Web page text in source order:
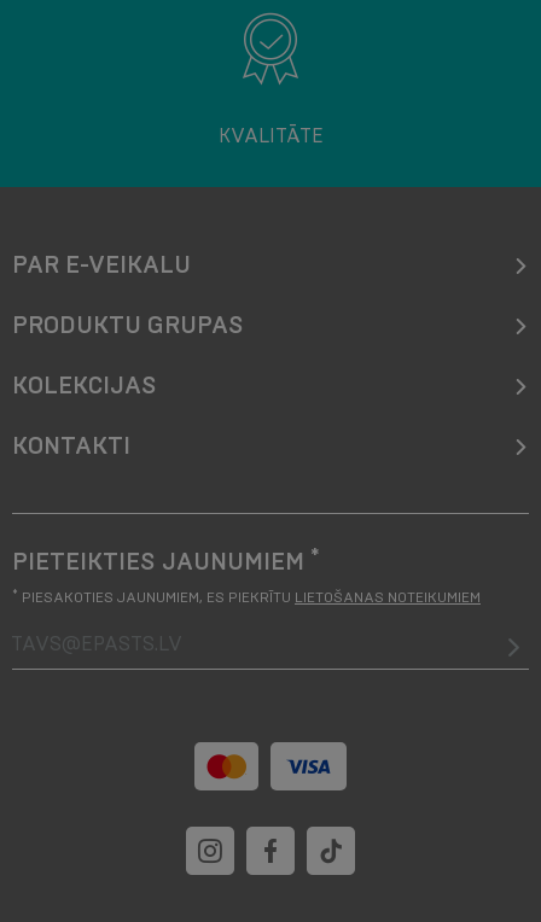
KVALITĀTE
PAR E-VEIKALU
PRODUKTU GRUPAS
KOLEKCIJAS
KONTAKTI
PIETEIKTIES JAUNUMIEM *
* PIESAKOTIES JAUNUMIEM, ES PIEKRĪTU LIETOŠANAS NOTEIKUMIEM
tavs@epasts.lv